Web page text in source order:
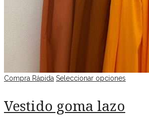
Compra Rápida Seleccionar opciones
Vestido goma lazo